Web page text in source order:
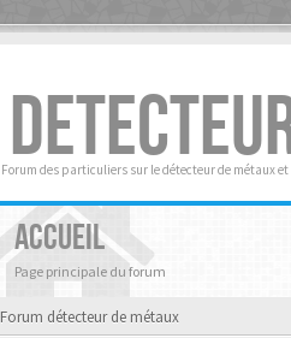
Forum des particuliers sur le détecteur de métaux
ACCUEIL
Page principale du forum
Forum détecteur de métaux